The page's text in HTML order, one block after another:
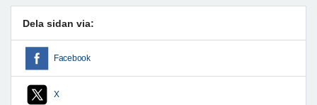
Dela sidan via:
Facebook
X